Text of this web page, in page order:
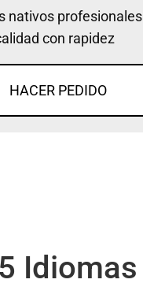
nativos profesionales
con rapidez
HACER PEDIDO
Idiomas